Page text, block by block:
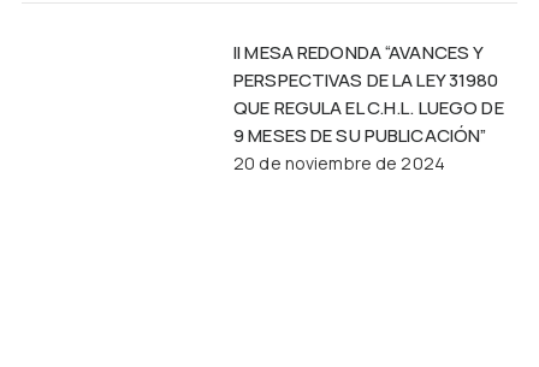
II MESA REDONDA “AVANCES Y
PERSPECTIVAS DE LA LEY 31980
QUE REGULA EL C.H.L. LUEGO DE
9 MESES DE SU PUBLICACIÓN”
20 de noviembre de 2024